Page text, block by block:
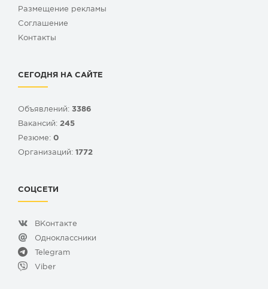
Размещение рекламы
Cоглашение
Контакты
СЕГОДНЯ НА САЙТЕ
Объявлений: 3386
Вакансий: 245
Резюме: 0
Организаций: 1772
СОЦСЕТИ
ВКонтакте
Одноклассники
Telegram
Viber